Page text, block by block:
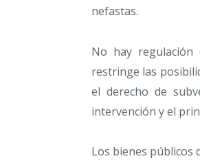
nefastas.
No hay regulación
restringe las
el derecho de
intervención y el
Los bienes públicos